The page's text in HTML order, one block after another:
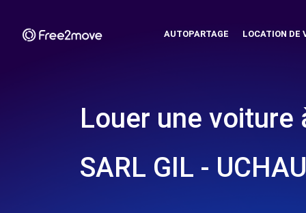
AUTOPARTAGE LOCATION DE
Louer une voiture
SARL GIL -